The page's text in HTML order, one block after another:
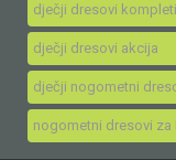
dječji dresovi kompleti
dječji dresovi akcija
dječji nogometni
nogometni dresovi za